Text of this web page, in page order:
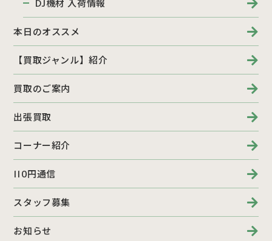
DJ機材 入荷情報
本日のオススメ
【買取ジャンル】紹介
買取のご案内
出張買取
コーナー紹介
110円通信
スタッフ募集
お知らせ